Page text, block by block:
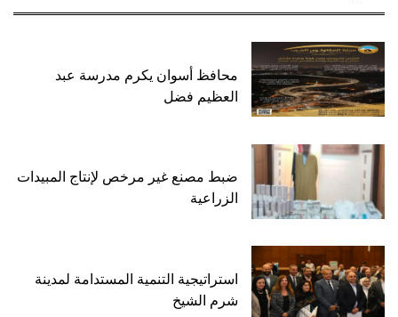
محافظ أسوان يكرم مدرسة عبد
العظيم فضل
ضبط مصنع غير مرخص لإنتاج المبيدات
الزراعية
استراتيجية التنمية المستدامة لمدينة
شرم الشيخ